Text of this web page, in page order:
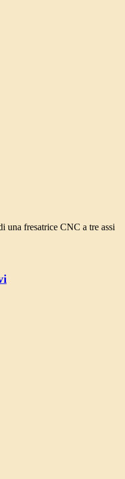
una fresatrice CNC a tre assi